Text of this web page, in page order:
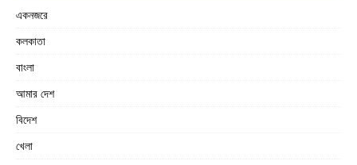
একনজরে
কলকাতা
বাংলা
আমার দেশ
বিদেশ
খেলা